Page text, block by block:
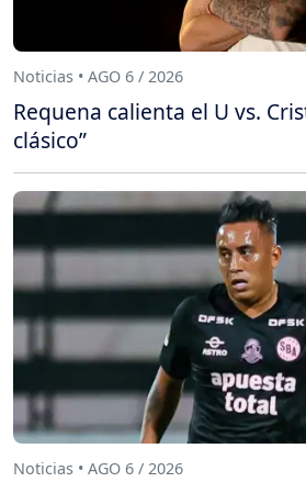
Noticias • AGO 6 / 2026
Requena calienta el U vs.
clásico”
Noticias • AGO 6 / 2026